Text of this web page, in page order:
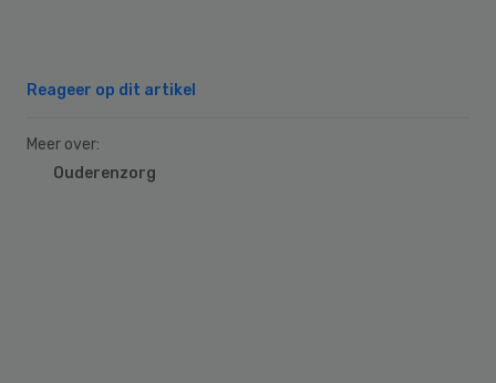
Reageer op dit artikel
Meer over:
Ouderenzorg